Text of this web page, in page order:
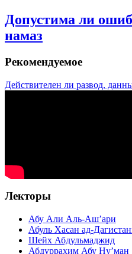
Допустима ли
намаз
Рекомендуемое
Действителен ли развод,
Лекторы
Абу Али Аль-Аш’ари
Абуль Хасан ад-
Шейх Абдульмаджид
Абдуррахим Абу Ну’ман